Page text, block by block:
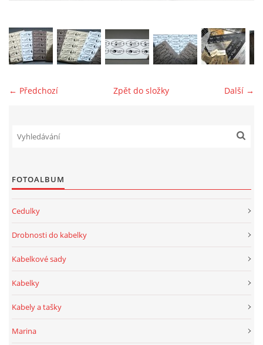
← Předchozí Další →
Zpět do složky
FOTOALBUM
Cedulky
Drobnosti do kabelky
Kabelkové sady
Kabelky
Kabely a tašky
Marina